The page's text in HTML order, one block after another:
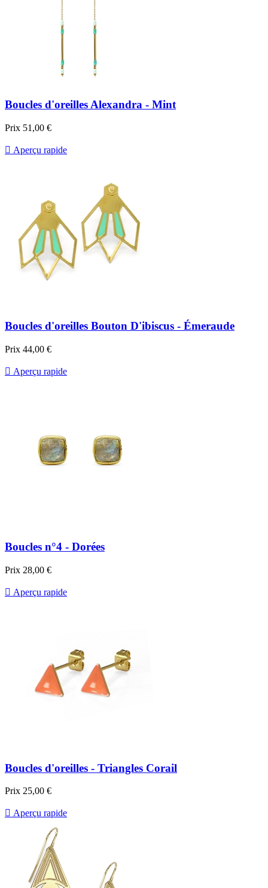
Boucles d'oreilles Alexandra - Mint
Prix 51,00 €
 Aperçu rapide
Boucles d'oreilles Bouton D'ibiscus - Émeraude
Prix 44,00 €
 Aperçu rapide
Boucles n°4 - Dorées
Prix 28,00 €
 Aperçu rapide
Boucles d'oreilles - Triangles Corail
Prix 25,00 €
 Aperçu rapide